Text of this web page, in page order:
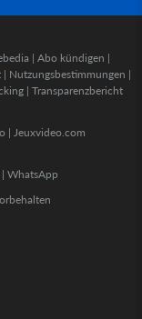
| Abo kündigen |
| Nutzungsbestimmungen |
| Transparenzbericht
| Jeuxvideo.com
| WhatsApp